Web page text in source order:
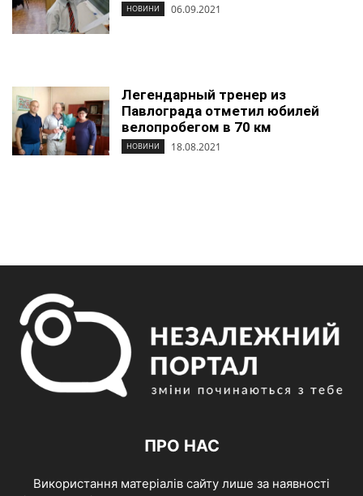
НОВИНИ 06.09.2021
Легендарный тренер из
Павлограда отметил юбилей
велопробегом в 70 км
НОВИНИ 18.08.2021
ПРО НАС
Використання матеріалів сайту лише за наявності